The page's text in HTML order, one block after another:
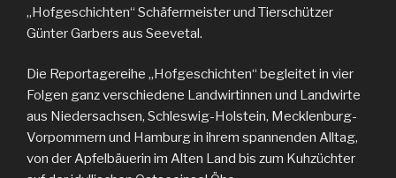
„Hofgeschichten“ Schäfermeister und Tierschützer
Günter Garbers aus Seevetal.
Die Reportagereihe „Hofgeschichten“ begleitet in vier
Folgen ganz verschiedene Landwirtinnen und Landwirte
aus Niedersachsen, Schleswig-Holstein, Mecklenburg-
Vorpommern und Hamburg in ihrem spannenden Alltag,
von der Apfelbäuerin im Alten Land bis zum Kuhzüchter